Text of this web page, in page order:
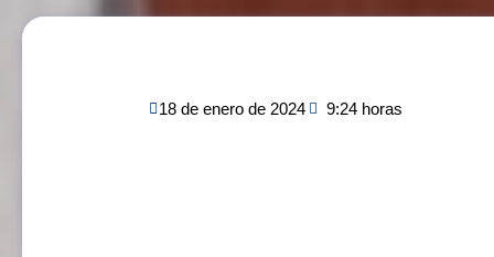
18 de enero de 2024 9:24 horas